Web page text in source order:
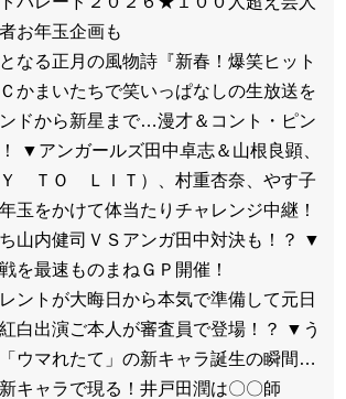
お年玉企画も
なる正月の風物詩『新春！爆笑ヒット
かまいたちで笑いっぱなしの生放送を
ドから新星まで…漫才＆コント・ピン
▼アンガールズ田中卓志＆山根良顕、
Ｙ ＴＯ ＬＩＴ）、村重杏奈、やす子
玉をかけて体当たりチャレンジ中継！
山内健司ＶＳアンガ田中対決も！？ ▼
を最速ものまねＧＰ開催！
ントが大晦日から本気で準備して元日
白出演ご本人が審査員で登場！？ ▼う
ウマれたて」の新キャラ誕生の瞬間…
キャラで現る！井戸田潤は〇〇師